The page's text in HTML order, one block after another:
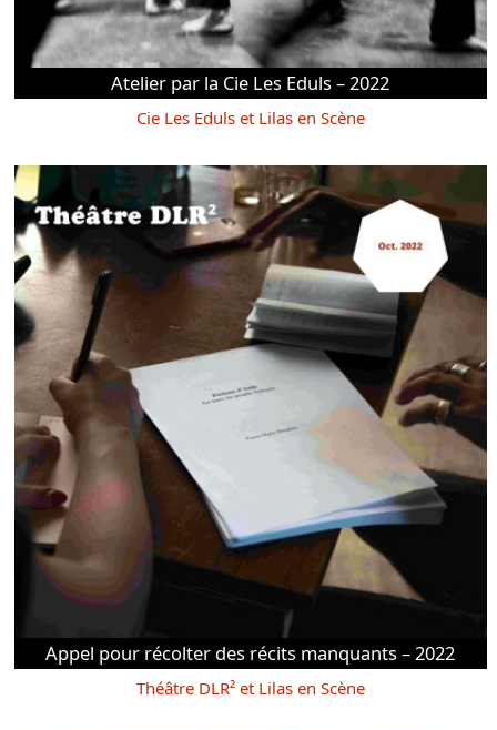
Atelier par la Cie Les Eduls – 2022
Cie Les Eduls et Lilas en Scène
Appel pour récolter des récits manquants – 2022
Théâtre DLR² et Lilas en Scène